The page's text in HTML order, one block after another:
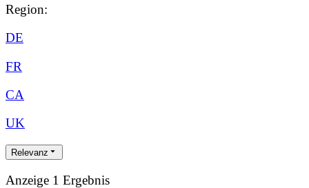
Region:
DE
FR
CA
UK
Relevanz
Anzeige 1 Ergebnis